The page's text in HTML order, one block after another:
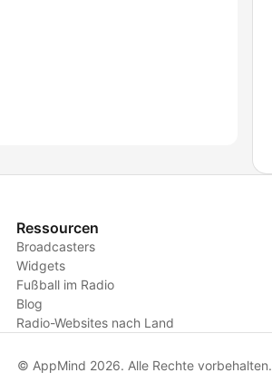
Ressourcen
Broadcasters
Widgets
Fußball im Radio
Blog
Radio-Websites nach Land
© AppMind 2026. Alle Rechte vorbehalten.